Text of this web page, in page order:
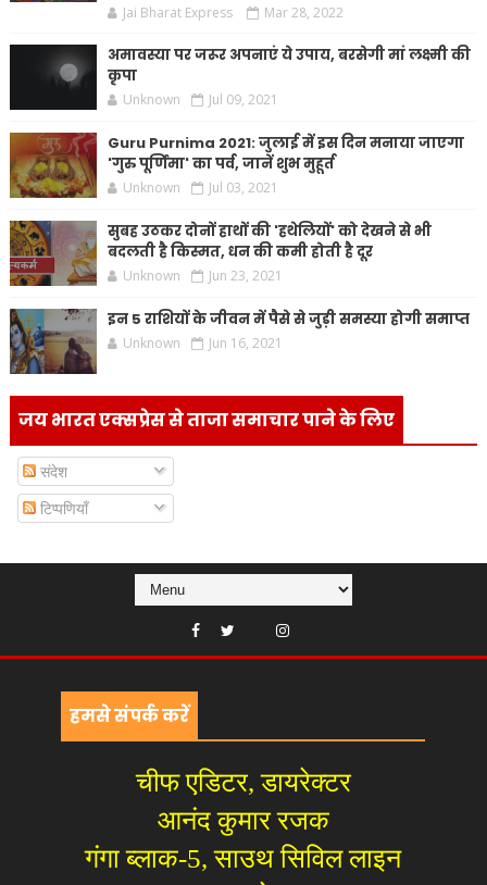
Jai Bharat Express Mar 28, 2022
अमावस्या पर जरूर अपनाएं ये उपाय, बरसेगी मां लक्ष्मी की
कृपा
Unknown Jul 09, 2021
Guru Purnima 2021: जुलाई में इस दिन मनाया जाएगा
'गुरु पूर्णिमा' का पर्व, जानें शुभ मुहूर्त
Unknown Jul 03, 2021
सुबह उठकर दोनों हाथों की 'हथेलियों' को देखने से भी
बदलती है किस्मत, धन की कमी होती है दूर
Unknown Jun 23, 2021
इन 5 राशियों के जीवन में पैसे से जुड़ी समस्या होगी समाप्त
Unknown Jun 16, 2021
जय भारत एक्सप्रेस से ताजा समाचार पाने के लिए
संदेश
टिप्पणियाँ
हमसे संपर्क करें
चीफ एडिटर, डायरेक्टर
आनंद कुमार रजक
गंगा ब्लाक-5, साउथ सिविल लाइन